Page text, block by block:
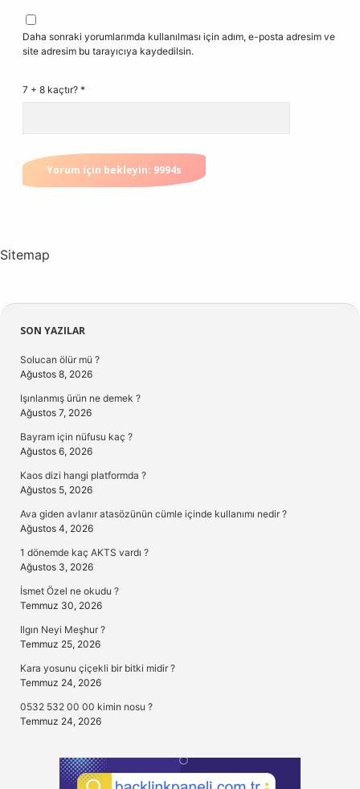
Daha sonraki yorumlarımda kullanılması için adım, e-posta adresim ve
site adresim bu tarayıcıya kaydedilsin.
7 + 8 kaçtır? *
Sitemap
Sidebar
SON YAZILAR
Solucan ölür mü ?
Ağustos 8, 2026
Işınlanmış ürün ne demek ?
Ağustos 7, 2026
Bayram için nüfusu kaç ?
Ağustos 6, 2026
Kaos dizi hangi platformda ?
Ağustos 5, 2026
Ava giden avlanır atasözünün cümle içinde kullanımı nedir ?
Ağustos 4, 2026
1 dönemde kaç AKTS vardı ?
Ağustos 3, 2026
İsmet Özel ne okudu ?
Temmuz 30, 2026
Ilgın Neyi Meşhur ?
Temmuz 25, 2026
Kara yosunu çiçekli bir bitki midir ?
Temmuz 24, 2026
0532 532 00 00 kimin nosu ?
Temmuz 24, 2026